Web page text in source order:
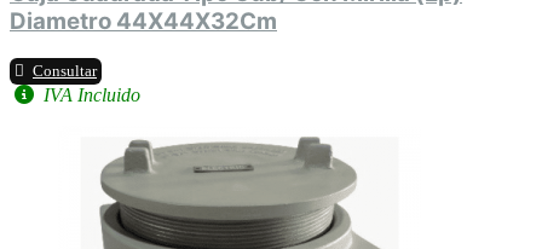
Diametro 44X44X32Cm
Consultar
IVA Incluido